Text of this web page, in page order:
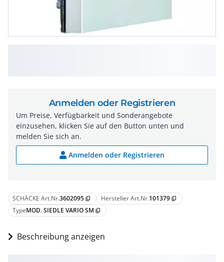
SCHÄCKE Art.Nr.3602095 content_copy Hersteller Art.Nr.101379 content_copy
TypeMOD. SIEDLE VARIO SM content_copy
Beschreibung anzeigen
Anmelden oder Registrieren
Um Preise, Verfügbarkeit und Sonderangebote
einzusehen, klicken Sie auf den Button unten und
melden Sie sich an.
Anmelden oder Registrieren